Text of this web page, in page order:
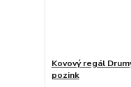
Kovový regál
pozink